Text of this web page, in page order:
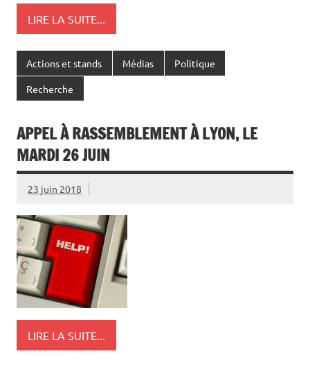
LIRE LA SUITE...
Actions et stands Médias Politique
Recherche
APPEL À RASSEMBLEMENT À LYON, LE
MARDI 26 JUIN
23 juin 2018
LIRE LA SUITE...